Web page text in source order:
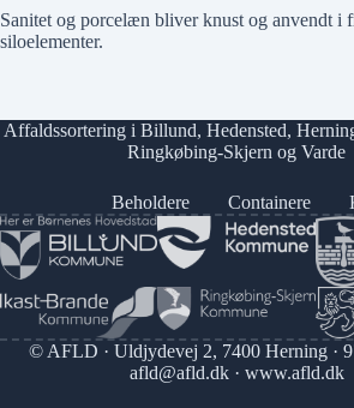
Sanitet og porcelæn bliver knust og anvendt i
siloelementer.
Affaldssortering i Billund, Hedensted,
Ringkøbing-Skjern ogVarde
Beholdere Containere
© AFLD · Uldjydevej 2, 7400 Herning ·
afld@afld.dk· www.afld.dk